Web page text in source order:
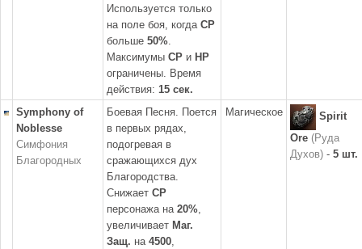
Используется только
на поле боя, когда CP
больше 50%.
Максимумы CP и HP
ограничены. Время
действия: 15 сек.
Symphony of
Noblesse
Симфония
Благородных
Боевая Песня. Поется
в первых рядах,
подогревая в
сражающихся дух
Благородства.
Снижает CP
персонажа на 20%,
увеличивает Маг.
Защ. на 4500,
Магическое
Spirit
Ore (Руда
Духов) - 5 шт.